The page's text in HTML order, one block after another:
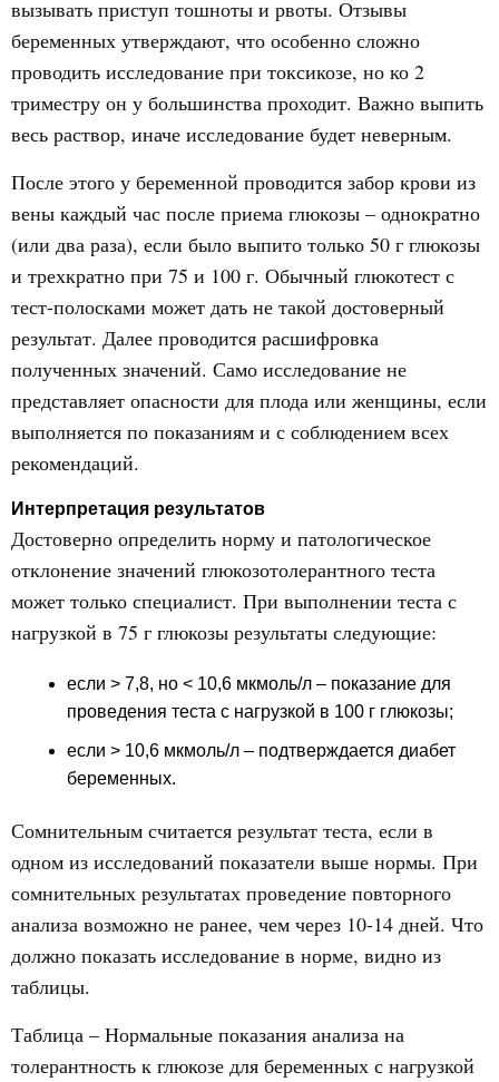
вызывать приступ тошноты и рвоты. Отзывы
беременных утверждают, что особенно сложно
проводить исследование при токсикозе, но ко 2
триместру он у большинства проходит. Важно выпить
весь раствор, иначе исследование будет неверным.
После этого у беременной проводится забор крови из
вены каждый час после приема глюкозы – однократно
(или два раза), если было выпито только 50 г глюкозы
и трехкратно при 75 и 100 г. Обычный глюкотест с
тест-полосками может дать не такой достоверный
результат. Далее проводится расшифровка
полученных значений. Само исследование не
представляет опасности для плода или женщины, если
выполняется по показаниям и с соблюдением всех
рекомендаций.
Интерпретация результатов
Достоверно определить норму и патологическое
отклонение значений глюкозотолерантного теста
может только специалист. При выполнении теста с
нагрузкой в 75 г глюкозы результаты следующие:
если > 7,8, но < 10,6 мкмоль/л – показание для
проведения теста с нагрузкой в 100 г глюкозы;
если > 10,6 мкмоль/л – подтверждается диабет
беременных.
Сомнительным считается результат теста, если в
одном из исследований показатели выше нормы. При
сомнительных результатах проведение повторного
анализа возможно не ранее, чем через 10-14 дней. Что
должно показать исследование в норме, видно из
таблицы.
Таблица – Нормальные показания анализа на
толерантность к глюкозе для беременных с нагрузкой